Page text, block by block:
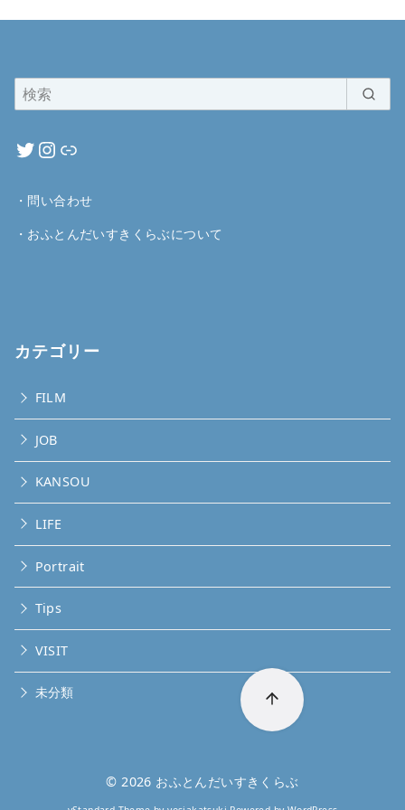
・ 問い合わせ
・ おふとんだいすきくらぶについて
カテゴリー
FILM
JOB
KANSOU
LIFE
Portrait
Tips
VISIT
未分類
© 2026 おふとんだいすきくらぶ